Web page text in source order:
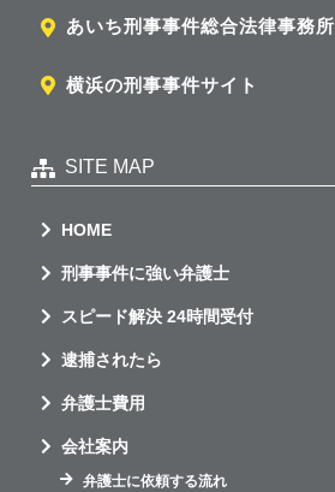
あいち刑事事件総合法律事務所
横浜の刑事事件サイト
SITE MAP
HOME
刑事事件に強い弁護士
スピード解決 24時間受付
逮捕されたら
弁護士費用
会社案内
弁護士に依頼する流れ